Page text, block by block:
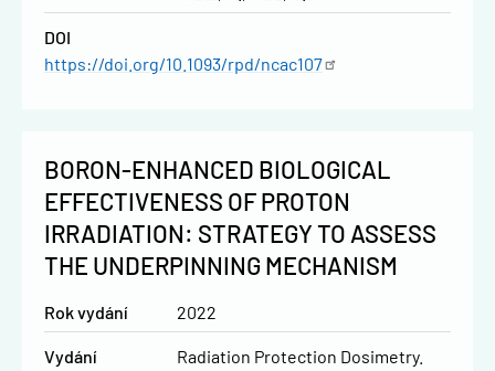
DOI
https://doi.org/10.1093/rpd/ncac107
BORON-ENHANCED BIOLOGICAL
EFFECTIVENESS OF PROTON
IRRADIATION: STRATEGY TO ASSESS
THE UNDERPINNING MECHANISM
Rok vydání 2022
Vydání
Radiation Protection Dosimetry.